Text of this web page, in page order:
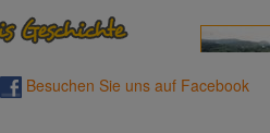
Besuchen Sie uns auf Facebook